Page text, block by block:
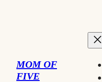
MOM OF
FIVE